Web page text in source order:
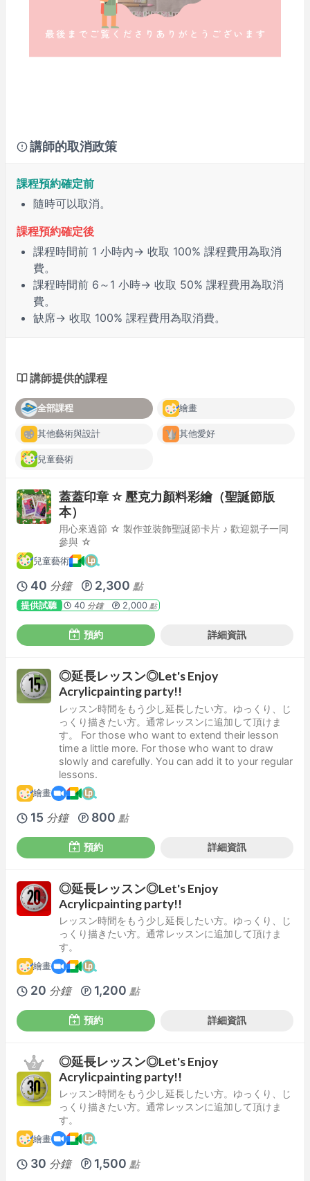
講師的取消政策
課程預約確定前
隨時可以取消。
課程預約確定後
課程時間前 1 小時內→ 收取 100% 課程費用為取消
費。
課程時間前 6～1 小時→ 收取 50% 課程費用為取消
費。
缺席→ 收取 100% 課程費用為取消費。
講師提供的課程
全部課程 繪畫
其他藝術與設計 其他愛好
兒童藝術
蓋蓋印章 ☆ 壓克力顏料彩繪（聖誕節版
本）
用心來過節 ☆ 製作並裝飾聖誕節卡片 ♪ 歡迎親子一同
參與 ☆
兒童藝術
40 分鐘 2,300 點
提供試聽 40 分鐘 2,000點
預約 詳細資訊
◎延長レッスン◎Let's Enjoy
Acrylicpainting party!!
レッスン時間をもう少し延長したい方。ゆっくり、じ
っくり描きたい方。通常レッスンに追加して頂けま
す。 For those who want to extend their lesson
time a little more. For those who want to draw
slowly and carefully. You can add it to your regular
lessons.
繪畫
15 分鐘 800 點
預約 詳細資訊
◎延長レッスン◎Let's Enjoy
Acrylicpainting party!!
レッスン時間をもう少し延長したい方。ゆっくり、じ
っくり描きたい方。通常レッスンに追加して頂けま
す。
繪畫
20 分鐘 1,200 點
預約 詳細資訊
◎延長レッスン◎Let's Enjoy
Acrylicpainting party!!
レッスン時間をもう少し延長したい方。ゆっくり、じ
っくり描きたい方。通常レッスンに追加して頂けま
す。
繪畫
30 分鐘 1,500 點